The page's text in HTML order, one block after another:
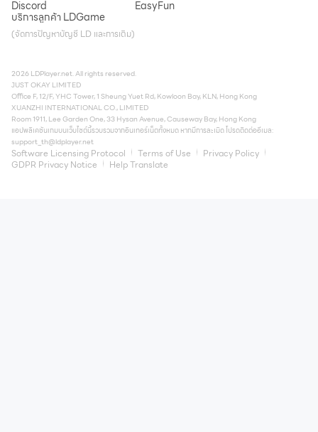
Discord
บริการลูกค้า LDGame
(จัดการปัญหาบัญชี LD และการเติม)
EasyFun
2026 LDPlayer.net. All rights reserved.
JUST OKAY LIMITED
Office F, 12/F, YHC Tower, 1 Sheung Yuet Rd, Kowloon Bay, KLN, Hong Kong
XUANZHI INTERNATIONAL CO., LIMITED
Room 1911, Lee Garden One, 33 Hysan Avenue, Causeway Bay, Hong Kong
แอปพลิเคชันเกมบนเว็บไซต์นี้รวบรวมจากอินเทอร์เน็ตทั้งหมด หากมีการละเมิด โปรดติดต่ออีเมล:
support_th@ldplayer.net
Software Licensing Protocol Terms of Use
Privacy Policy
GDPR Privacy Notice
Help Translate